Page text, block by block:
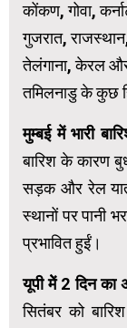
कोंकण, गोवा,
गुजरात,
तेलंगाना, केरल और
तमिलनाडु के कुछ
मुम्बई में भारी
बारिश के कारण
सड़क और रेल
स्थानों पर पानी
प्रभावित हुईं।
यूपी मेें 2 दिन का
सितंबर को